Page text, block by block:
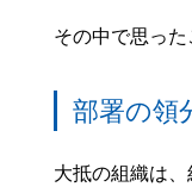
その中で思った
部署の領
大抵の組織は